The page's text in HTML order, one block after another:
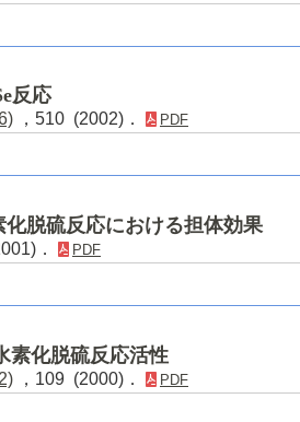
反応
，510 (2002)． PDF
脱硫反応における担体効果
． PDF
素化脱硫反応活性
，109 (2000)． PDF